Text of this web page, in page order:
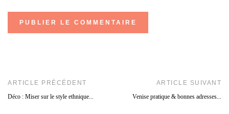
ARTICLE PRÉCÉDENT
Déco : Miser sur le style ethnique...
ARTICLE SUIVANT
Venise pratique & bonnes adresses...